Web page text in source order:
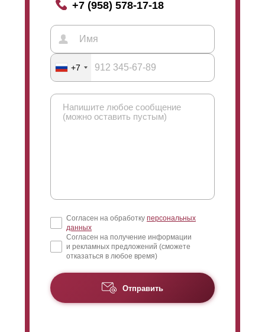
+7 (958) 578-17-18
+7
Согласен на обработку персональных
данных
Согласен на получение информации
и рекламных предложений (сможете
отказаться в любое время)
Отправить